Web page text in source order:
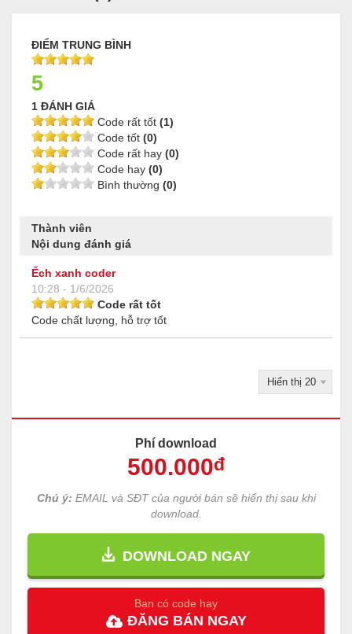
ĐIỂM TRUNG BÌNH
5
1 ĐÁNH GIÁ
Code rất tốt (1)
Code tốt (0)
Code rất hay (0)
Code hay (0)
Bình thường (0)
Thành viên
Nội dung đánh giá
Ếch xanh coder
10:28 - 1/6/2026
Code rất tốt
Code chất lượng, hỗ trợ tốt
Phí download
500.000đ
Chú ý: EMAIL và SĐT của người bán sẽ hiển thị sau khi
download.
DOWNLOAD NGAY
Bạn có code hay
ĐĂNG BÁN NGAY